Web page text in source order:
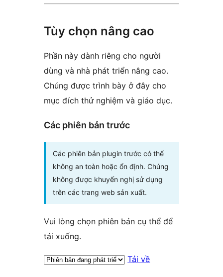
Tùy chọn nâng cao
Phần này dành riêng cho người
dùng và nhà phát triển nâng cao.
Chúng được trình bày ở đây cho
mục đích thử nghiệm và giáo dục.
Các phiên bản trước
Các phiên bản plugin trước có thể
không an toàn hoặc ổn định. Chúng
không được khuyến nghị sử dụng
trên các trang web sản xuất.
Vui lòng chọn phiên bản cụ thể để
tải xuống.
Tải về